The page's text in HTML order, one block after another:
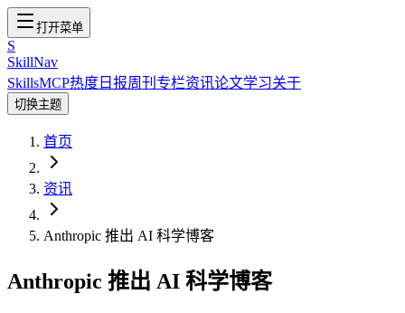
打开菜单
S
SkillNav
SkillsMCP热度 日报周刊 专栏资讯论文学习关于
切换主题
首页
资讯
Anthropic 推出 AI 科学博客
Anthropic 推出 AI 科学博客